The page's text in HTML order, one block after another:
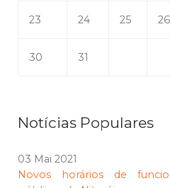
23 24 25 26
30 31
Notícias Populares
03 Mai 2021
Novos horários de